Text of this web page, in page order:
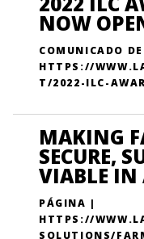
NOW
COMUNICADO
HTTPS://
T/2022-ILC-
MAKING
SECURE,
VIABLE IN
PÁGINA |
HTTPS://
SOLUTIONS/